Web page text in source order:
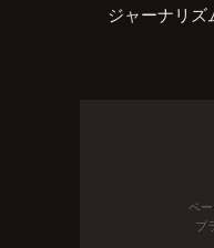
ジャーナリズ
ベ
プ